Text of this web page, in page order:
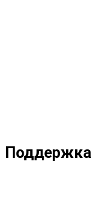
Поддержка